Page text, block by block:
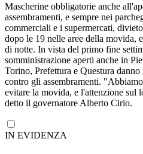
Mascherine obbligatorie anche
assembramenti, e sempre nei
commerciali e i supermercati,
dopo le 19 nelle aree della movida,
di notte. In vista del primo fine
somministrazione aperti anche in
Torino, Prefettura e Questura
contro gli assembramenti.
evitare la movida, e l'attenzione sul
detto il governatore Alberto Cirio.
IN EVIDENZA